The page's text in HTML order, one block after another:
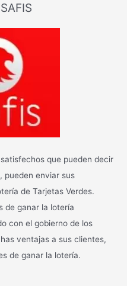
que pueden decir
pueden enviar sus
de Tarjetas Verdes.
de ganar la lotería
con el gobierno de los
ventajas a sus clientes,
de ganar la lotería.